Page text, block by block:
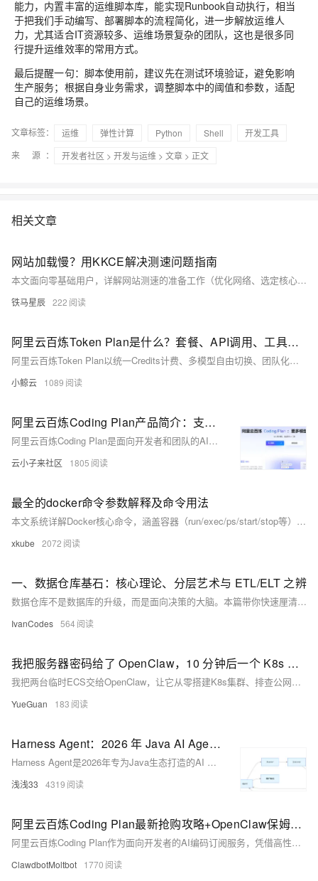
能力，内置丰富的运维脚本库，能实现Runbook自动执行，相当
于把我们手动编写、部署脚本的流程简化，进一步解放运维人
力，尤其适合IT资源较多、运维场景复杂的团队，这也是很多同
行提升运维效率的常用方式。
最后提醒一句：脚本使用前，建议先在测试环境验证，避免影响
生产服务；根据自身业务需求，调整脚本中的阈值和参数，适配
自己的运维场景。
文章标签： 运维 弹性计算 Python Shell
开发工具
来 源：
开发者社区 > 开发与运维 > 文章 > 正文
相关文章
网站加载慢？用KKCE解决测速问题指南
本文面向零基础用户，详解网站测速的准备工作（优化网络、选定核心页面、多次取均值）、标准操作步骤及结果解读，无需专业技术即可快速掌握测速方法，精准定位加载慢问题，有效提升用户体验与转化效果。（239字）
铁马星辰 222
阿里云百炼Token Plan是什么？套餐、API调用、工具配置与优惠活动完整实战手册
阿里云百炼Token Plan以统一Credits计费、多模型自由切换、团队化管理、预算可控、安全隐私为核心优势，为团队与企业提供一站式AI大模型订阅服务。三档套餐覆盖轻度到重度全场景需求，兼容主流编程与智能体工具，开通简单、接入方便、成本透明，配合丰富的新用户优惠、批量折扣、长期订阅福利，是当前团队规模化使用AI服务的高性价比方案。
小鲸云 1089
阿里云百炼Coding Plan产品简介：支持模型、收费标准及购买和使用常见问题解答
阿里云百炼Coding Plan是面向开发者和团队的AI编程订阅服务，采用固定月费模式，Pro套餐200元/月提供9万次调用额度，整合千问、Kimi、GLM、MiniMax等顶级模型，全面兼容Claude Code、OpenClaw、Cursor等主流编程工具。额度采用5小时滚动恢复、每周及每月定期重置机制，兼顾开发连续性与成本可控性。其折算成本远低于按量计费，并通过多层级额度设计和华北2地域绑定有效防范欠费风险。适合日常代码生成、智能体开发及IDE插件集成等场景，是开发者以可预期预算拥抱AI编程的高性价比选择。
云小子来社区 1805
最全的docker命令参数解释及命令用法
本文系统详解Docker核心命令，涵盖容器（run/exec/ps/start/stop等）、镜像（pull/build/push/rmi等）、网络、数据卷及全局参数，并配实操示例与可直接执行的命令，助初学者快速掌握Docker日常运维与开发应用。
xkube 2072
一、数据仓库基石：核心理论、分层艺术与 ETL/ELT 之辨
数据仓库不是数据库的升级，而是面向决策的大脑。本篇带你快速厘清数据库 vs 数仓、分层架构逻辑、ETL/ELT区别，轻松建立数据思维骨架。
IvanCodes 564
我把服务器密码给了 OpenClaw，10 分钟后一个 K8s 集群跑起来了
我把两台临时ECS交给OpenClaw，让它从零搭建K8s集群、排查公网访问问题并完成验收。10 分钟后，我真切感到AI Agent正在从回答问题走向完成任务。
YueGuan 183
Harness Agent：2026 年 Java AI Agent 开发的终极框架
Harness Agent是2026年专为Java生态打造的AI Agent终极框架，原生Java、深度集成Spring Boot，轻量（仅1MB）、企业级（监控/限流/安全），支持工具调用、记忆管理、多Agent协作等完整能力，学习成本低，开箱即用。
浅浅33 4319
阿里云百炼Coding Plan最新抢购攻略+OpenClaw保姆级部署教程
阿里云百炼Coding Plan作为面向开发者的AI编码订阅服务，凭借高性价比、多模型聚合与OpenAI兼容接口，成为2026年AI开发领域的热门选择。截至2026年4月，Lite基础版已停止新购，仅Pro进阶版可订阅，且因需求激增，官方采取每日9:30限量补货策略，页面频繁显示“售罄”。
ClawdbotMoltbot 1770